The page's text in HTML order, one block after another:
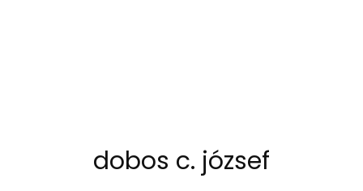
dobos c. józsef